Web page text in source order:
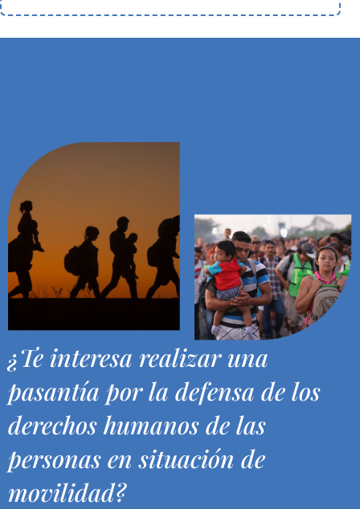
¿Te interesa realizar una
pasantía por la defensa de los
derechos humanos de las
personas en situación de
movilidad?